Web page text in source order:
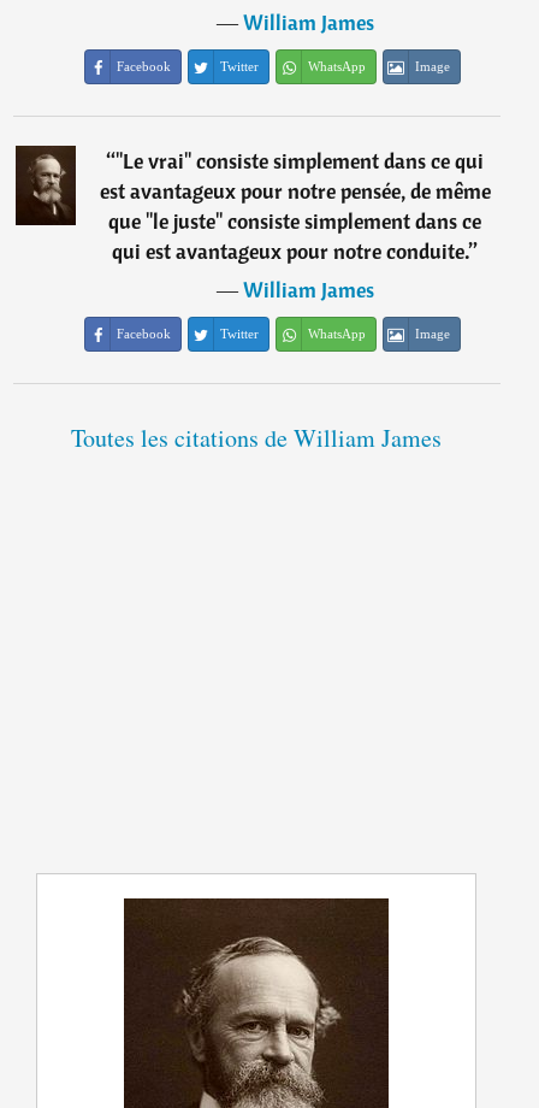
―William James
Facebook Twitter WhatsApp Image
“"Le vrai" consiste simplement dans ce qui
est avantageux pour notre pensée, de même
que "le juste" consiste simplement dans ce
qui est avantageux pour notre conduite.”
―William James
Facebook Twitter WhatsApp Image
Toutes les citations de William James